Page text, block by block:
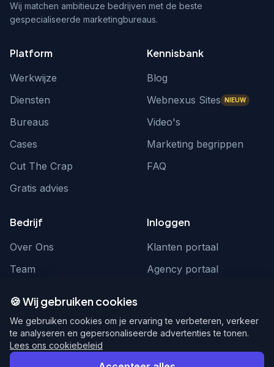
Wij matchen ambitieuze bedrijven met de beste
gespecialiseerde marketingbureaus.
Platform
Werkwijze
Diensten
Bureaus
Cases
Cut The Crap
Gratis advies
Kennisbank
Blog
Webnexus Sites NIEUW
Video's
Marketing begrippen
FAQ
Bedrijf
Over Ons
Team
Inloggen
Klanten portaal
Agency portaal
hello@webnexus.nl
085 004 1875
🍪 Wij gebruiken cookies
We gebruiken cookies om je ervaring te verbeteren, verkeer
te analyseren en gepersonaliseerde advertenties te tonen.
Lees ons cookiebeleid